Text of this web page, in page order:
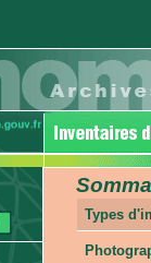
Types